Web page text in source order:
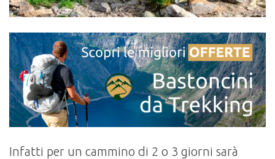
Infatti per un cammino di 2 o 3 giorni sarà